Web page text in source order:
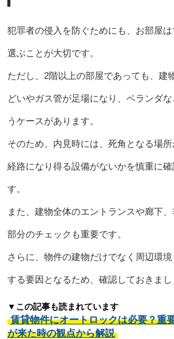
犯罪者の侵入を防ぐためにも、お部屋
選ぶことが大切です。
ただし、2階以上の部屋であっても、建
どいやガス管が足場になり、ベランダ
うケースがあります。
そのため、内見時には、死角となる場
経路になり得る設備がないかを慎重に
す。
また、建物全体のエントランスや廊下
部分のチェックも重要です。
さらに、物件の建物だけでなく周辺環
する要因となるため、確認しておきまし
▼この記事も読まれています
賃貸物件にオートロックは必要？重
が来た時の観点から解説